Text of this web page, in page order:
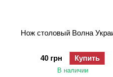
Нож столовый Волна
40 грн Купить
В наличии